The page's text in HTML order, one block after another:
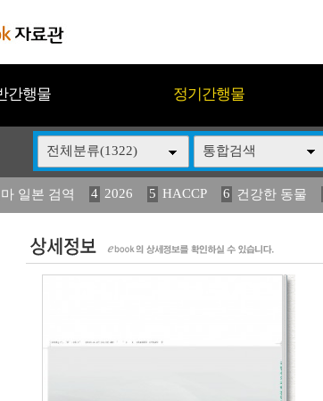
간행물 정기간행물
전체분류(1322) 통합검색
일본 검역 4 2026 5 HACCP 6 건강한 동물
도감 13 媛 異 14 (2013년도) 식 15 구제역